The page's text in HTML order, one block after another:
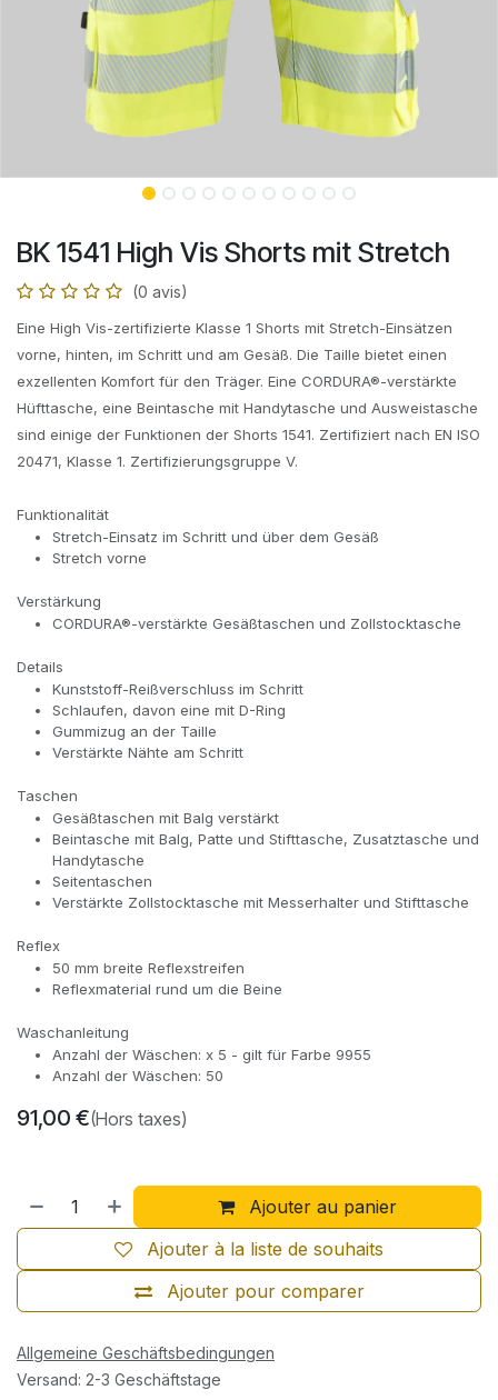
BK 1541 High Vis Shorts mit Stretch
(0 avis)
Eine High Vis-zertifizierte Klasse 1 Shorts mit Stretch-Einsätzen
vorne, hinten, im Schritt und am Gesäß. Die Taille bietet einen
exzellenten Komfort für den Träger. Eine CORDURA®-verstärkte
Hüfttasche, eine Beintasche mit Handytasche und Ausweistasche
sind einige der Funktionen der Shorts 1541. Zertifiziert nach EN ISO
20471, Klasse 1. Zertifizierungsgruppe V.
Funktionalität
Stretch-Einsatz im Schritt und über dem Gesäß
Stretch vorne
Verstärkung
CORDURA®-verstärkte Gesäßtaschen und Zollstocktasche
Details
Kunststoff-Reißverschluss im Schritt
Schlaufen, davon eine mit D-Ring
Gummizug an der Taille
Verstärkte Nähte am Schritt
Taschen
Gesäßtaschen mit Balg verstärkt
Beintasche mit Balg, Patte und Stifttasche, Zusatztasche und
Handytasche
Seitentaschen
Verstärkte Zollstocktasche mit Messerhalter und Stifttasche
Reflex
50 mm breite Reflexstreifen
Reflexmaterial rund um die Beine
Waschanleitung
Anzahl der Wäschen: x 5 - gilt für Farbe 9955
Anzahl der Wäschen: 50
91,00 €(Hors taxes)
Ajouter au panier
Ajouter pour comparer
Ajouter à la liste de souhaits
Allgemeine Geschäftsbedingungen
Versand: 2-3 Geschäftstage